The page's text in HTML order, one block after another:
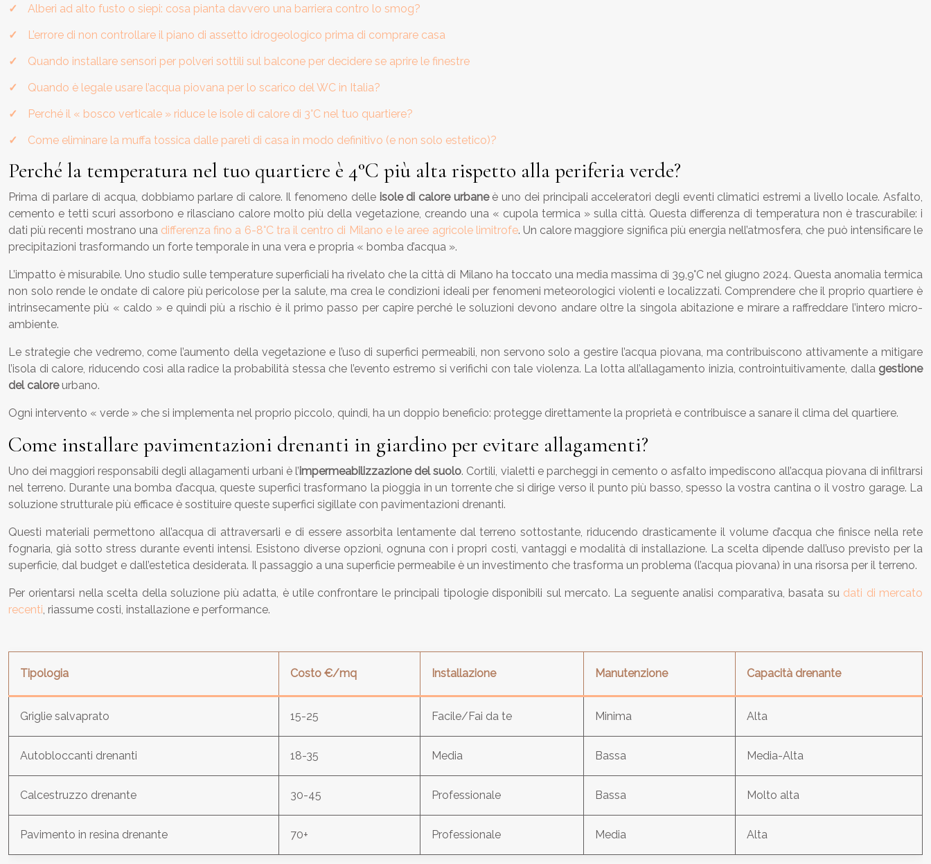
Alberi ad alto fusto o siepi: cosa pianta davvero una barriera contro lo smog?
L’errore di non controllare il piano di assetto idrogeologico prima di comprare casa
Quando installare sensori per polveri sottili sul balcone per decidere se aprire le finestre
Quando è legale usare l’acqua piovana per lo scarico del WC in Italia?
Perché il « bosco verticale » riduce le isole di calore di 3°C nel tuo quartiere?
Come eliminare la muffa tossica dalle pareti di casa in modo definitivo (e non solo estetico)?
Perché la temperatura nel tuo quartiere è 4°C più alta rispetto alla periferia verde?
Prima di parlare di acqua, dobbiamo parlare di calore. Il fenomeno delle isole di calore urbaneè uno dei principali acceleratori degli eventi climatici estremi a livello locale. Asfalto,
cemento e tetti scuri assorbono e rilasciano calore molto più della vegetazione, creando una « cupola termica » sulla città. Questa differenza di temperatura non è trascurabile: i
dati più recenti mostrano una differenza fino a 6-8°C tra il centro di Milano e le aree agricole limitrofe. Un calore maggiore significa più energia nell’atmosfera, che può intensificare le
precipitazioni trasformando un forte temporale in una vera e propria « bomba d’acqua ».
L’impatto è misurabile. Uno studio sulle temperature superficiali ha rivelato che la città di Milano ha toccato una media massima di 39,9°C nel giugno 2024. Questa anomalia termica
non solo rende le ondate di calore più pericolose per la salute, ma crea le condizioni ideali per fenomeni meteorologici violenti e localizzati. Comprendere che il proprio quartiere è
intrinsecamente più « caldo » e quindi più a rischio è il primo passo per capire perché le soluzioni devono andare oltre la singola abitazione e mirare a raffreddare l’intero micro-
ambiente.
Le strategie che vedremo, come l’aumento della vegetazione e l’uso di superfici permeabili, non servono solo a gestire l’acqua piovana, ma contribuiscono attivamente a mitigare
l’isola di calore, riducendo così alla radice la probabilità stessa che l’evento estremo si verifichi con tale violenza. La lotta all’allagamento inizia, controintuitivamente, dalla gestione
del caloreurbano.
Ogni intervento « verde » che si implementa nel proprio piccolo, quindi, ha un doppio beneficio: protegge direttamente la proprietà e contribuisce a sanare il clima del quartiere.
Come installare pavimentazioni drenanti in giardino per evitare allagamenti?
Uno dei maggiori responsabili degli allagamenti urbani è l’impermeabilizzazione del suolo. Cortili, vialetti e parcheggi in cemento o asfalto impediscono all’acqua piovana di infiltrarsi
nel terreno. Durante una bomba d’acqua, queste superfici trasformano la pioggia in un torrente che si dirige verso il punto più basso, spesso la vostra cantina o il vostro garage. La
soluzione strutturale più efficace è sostituire queste superfici sigillate con pavimentazioni drenanti.
Questi materiali permettono all’acqua di attraversarli e di essere assorbita lentamente dal terreno sottostante, riducendo drasticamente il volume d’acqua che finisce nella rete
fognaria, già sotto stress durante eventi intensi. Esistono diverse opzioni, ognuna con i propri costi, vantaggi e modalità di installazione. La scelta dipende dall’uso previsto per la
superficie, dal budget e dall’estetica desiderata. Il passaggio a una superficie permeabile è un investimento che trasforma un problema (l’acqua piovana) in una risorsa per il terreno.
Per orientarsi nella scelta della soluzione più adatta, è utile confrontare le principali tipologie disponibili sul mercato. La seguente analisi comparativa, basata su dati di mercato
recenti, riassume costi, installazione e performance.
Tipologia Costo €/mq Installazione Manutenzione Capacità drenante
Griglie salvaprato 15-25 Facile/Fai da te Minima Alta
Autobloccanti drenanti 18-35 Media Bassa Media-Alta
Calcestruzzo drenante 30-45 Professionale Bassa Molto alta
Pavimento in resina drenante 70+ Professionale Media Alta